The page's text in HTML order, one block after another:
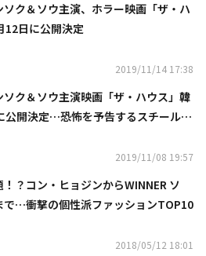
ソク＆ソウ主演、ホラー映画「ザ・ハ
12日に公開決定
2019/11/14 17:38
ソク＆ソウ主演映画「ザ・ハウス」韓
公開決定…恐怖を予告するスチールカ
2019/11/08 19:57
？コン・ヒョジンからWINNER ソ
で…衝撃の個性派ファッションTOP10
2018/05/12 18:01